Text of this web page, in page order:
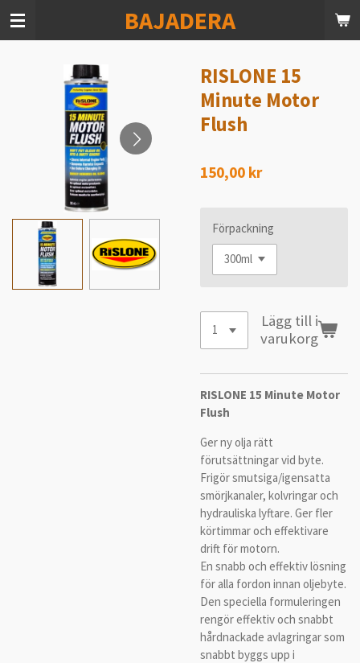
Hoppa
BAJADERA
RISLONE 15
Minute Motor
Flush
150,00 kr
Förpackning
Lägg till i
varukorg
RISLONE 15 Minute Motor
Flush
Ger ny olja rätt
förutsättningar vid byte.
Frigör smutsiga/igensatta
smörjkanaler, kolvringar och
hydrauliska lyftare. Ger fler
körtimmar och effektivare
drift för motorn.
En snabb och effektiv lösning
för alla fordon innan oljebyte.
Den speciella formuleringen
rengör effektiv och snabbt
hårdnackade avlagringar som
snabbt byggs upp i